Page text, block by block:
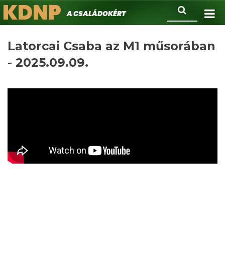
Ugrás
a
Keresés
KDNPA családokért.
Latorcai Csaba az M1 műsorában
- 2025.09.09.